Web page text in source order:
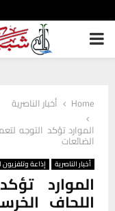
PRIMARY
Home
أخبار الناصرية
الموارد تؤكد التوجه
الضائعات
أخبار الناصرية إذاعة وتلفزيون
الموارد
اللحاف